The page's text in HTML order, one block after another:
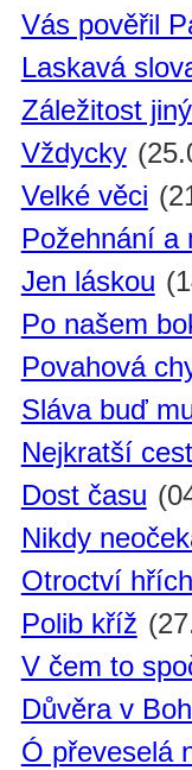
Vás pověřil
Laskavá
Záležitost
Vždycky
Velké věci
Požehnání a
Jen láskou
Po našem
Povahová
Sláva buď
Nejkratší
Dost času
Nikdy
Otroctví
Polib kříž
V čem to
Důvěra v
Ó převeselá